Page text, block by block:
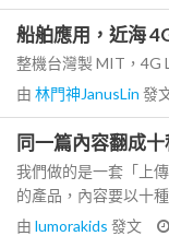
船舶應用，近海
整機台灣製 MIT，4G
由 林門神JanusLin 發
同一篇內容翻成
我們做的是一套「上
的產品，內容要以十
由 lumorakids 發文